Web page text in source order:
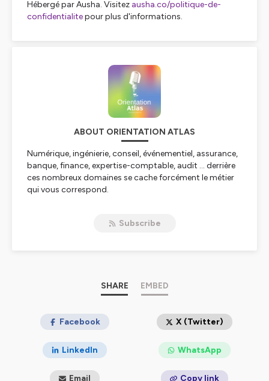
Hébergé par Ausha. Visitez ausha.co/politique-de-
confidentialitepour plus d'informations.
ABOUT ORIENTATION ATLAS
Numérique, ingénierie, conseil, événementiel, assurance,
banque, finance, expertise-comptable, audit … derrière
ces nombreux domaines se cache forcément le métier
qui vous correspond.
l'alternance et les parcours de formation
Subscribe
SHARE EMBED
Facebook X (Twitter)
LinkedIn WhatsApp
Email Copy link